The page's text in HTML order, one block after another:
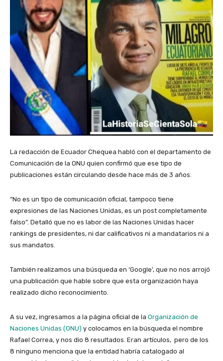
La redacción de Ecuador Chequea habló con el departamento de
Comunicación de la ONU quien confirmó que ese tipo de
publicaciones están circulando desde hace más de 3 años.
“No es un tipo de comunicación oficial, tampoco tiene
expresiones de las Naciones Unidas, es un post completamente
falso”. Detalló que no es labor de las Naciones Unidas hacer
rankings de presidentes, ni dar calificativos ni a mandatarios ni a
sus mandatos.
También realizamos una búsqueda en ‘Google’, que no nos arrojó
una publicación que hable sobre que esta organización haya
realizado dicho reconocimiento.
A su vez, ingresamos a la página oficial de la Organización de
Naciones Unidas (ONU) y colocamos en la búsqueda el nombre
Rafael Correa, y nos dio 8 resultados. Eran artículos, pero de los
8 ninguno menciona que la entidad habría catalogado al